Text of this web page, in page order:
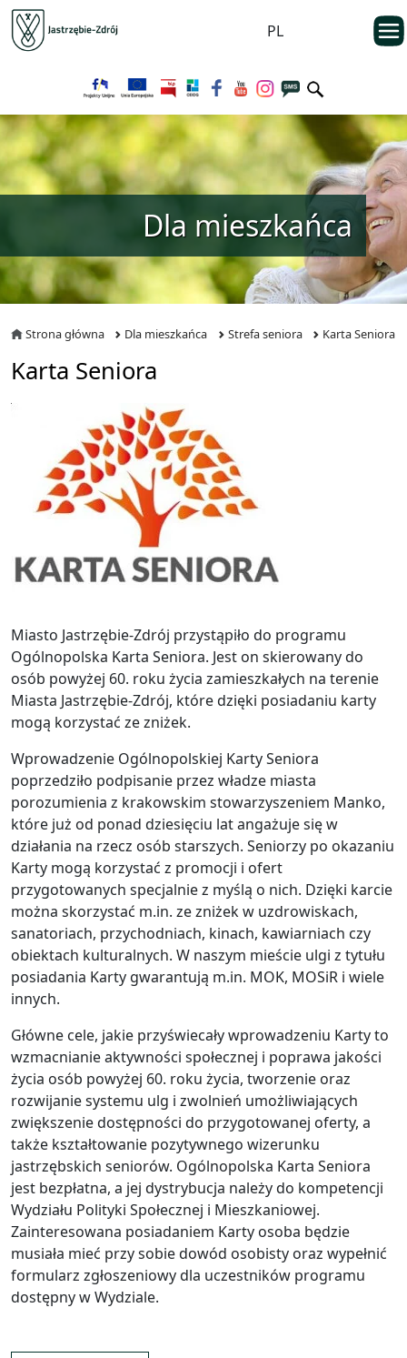
Przejdź do menu głównego
Przejdź do treści
PL
Dla mieszkańca
Strona główna Dla mieszkańca Strefa seniora Karta Seniora
Karta Seniora
Miasto Jastrzębie-Zdrój przystąpiło do programu
Ogólnopolska Karta Seniora. Jest on skierowany do
osób powyżej 60. roku życia zamieszkałych na terenie
Miasta Jastrzębie-Zdrój, które dzięki posiadaniu karty
mogą korzystać ze zniżek.
Wprowadzenie Ogólnopolskiej Karty Seniora
poprzedziło podpisanie przez władze miasta
porozumienia z krakowskim stowarzyszeniem Manko,
które już od ponad dziesięciu lat angażuje się w
działania na rzecz osób starszych. Seniorzy po okazaniu
Karty mogą korzystać z promocji i ofert
przygotowanych specjalnie z myślą o nich. Dzięki karcie
można skorzystać m.in. ze zniżek w uzdrowiskach,
sanatoriach, przychodniach, kinach, kawiarniach czy
obiektach kulturalnych. W naszym mieście ulgi z tytułu
posiadania Karty gwarantują m.in. MOK, MOSiR i wiele
innych.
Główne cele, jakie przyświecały wprowadzeniu Karty to
wzmacnianie aktywności społecznej i poprawa jakości
życia osób powyżej 60. roku życia, tworzenie oraz
rozwijanie systemu ulg i zwolnień umożliwiających
zwiększenie dostępności do przygotowanej oferty, a
także kształtowanie pozytywnego wizerunku
jastrzębskich seniorów. Ogólnopolska Karta Seniora
jest bezpłatna, a jej dystrybucja należy do kompetencji
Wydziału Polityki Społecznej i Mieszkaniowej.
Zainteresowana posiadaniem Karty osoba będzie
musiała mieć przy sobie dowód osobisty oraz wypełnić
formularz zgłoszeniowy dla uczestników programu
dostępny w Wydziale.